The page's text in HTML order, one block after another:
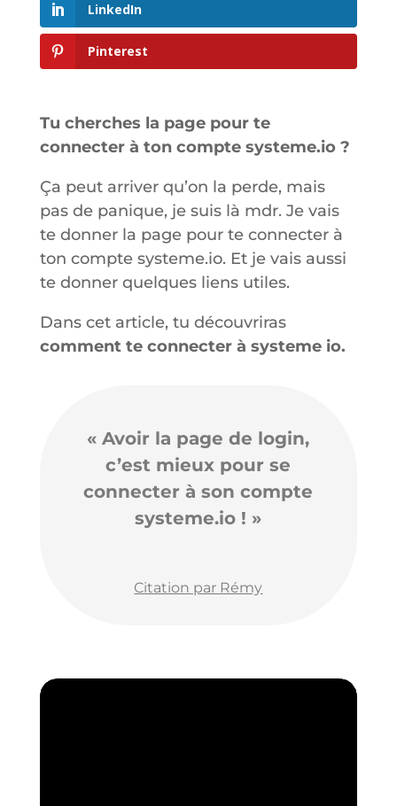
LinkedIn
Pinterest
Tu cherches la page pour te
connecter à ton compte systeme.io ?
Ça peut arriver qu’on la perde, mais
pas de panique, je suis là mdr. Je vais
te donner la page pour te connecter à
ton compte systeme.io. Et je vais aussi
te donner quelques liens utiles.
Dans cet article, tu découvriras
comment te connecter à systeme io.
« Avoir la page de login,
c’est mieux pour se
connecter à son compte
systeme.io ! »
Citation par Rémy